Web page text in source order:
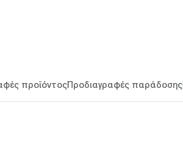
προϊόντοςΠροδιαγραφές παράδοσης